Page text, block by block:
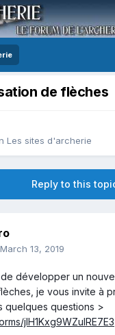
de flèches
Les sites d'archerie
Reply to this
March 13, 2019
développer un
je vous invite à
quelques questions >
jIH1Kxg9WZuIRE7E3